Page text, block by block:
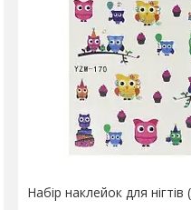
Набір наклейок для